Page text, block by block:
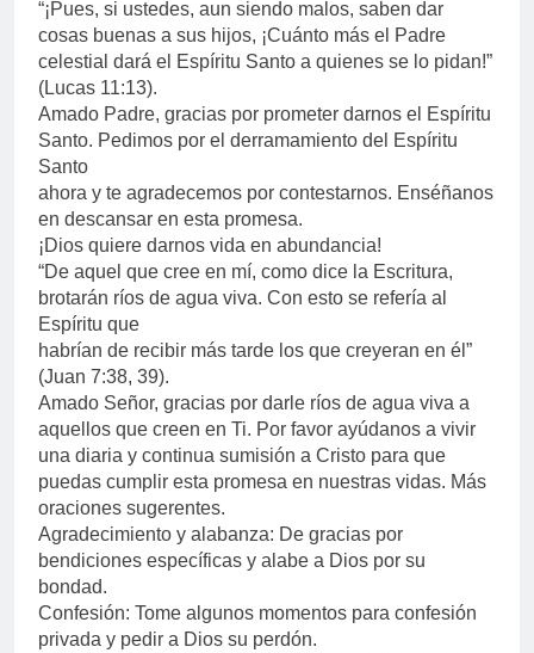
“¡Pues, si ustedes, aun siendo malos, saben dar
cosas buenas a sus hijos, ¡Cuánto más el Padre
celestial dará el Espíritu Santo a quienes se lo pidan!”
(Lucas 11:13).
Amado Padre, gracias por prometer darnos el Espíritu
Santo. Pedimos por el derramamiento del Espíritu
Santo
ahora y te agradecemos por contestarnos. Enséñanos
en descansar en esta promesa.
¡Dios quiere darnos vida en abundancia!
“De aquel que cree en mí, como dice la Escritura,
brotarán ríos de agua viva. Con esto se refería al
Espíritu que
habrían de recibir más tarde los que creyeran en él”
(Juan 7:38, 39).
Amado Señor, gracias por darle ríos de agua viva a
aquellos que creen en Ti. Por favor ayúdanos a vivir
una diaria y continua sumisión a Cristo para que
puedas cumplir esta promesa en nuestras vidas. Más
oraciones sugerentes.
Agradecimiento y alabanza: De gracias por
bendiciones específicas y alabe a Dios por su
bondad.
Confesión: Tome algunos momentos para confesión
privada y pedir a Dios su perdón.